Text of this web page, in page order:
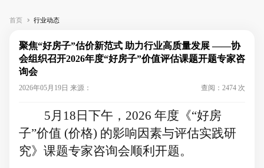
首页 行业动态
聚焦“好房子”估价新范式 助力行业高质量发展 ——协
会组织召开2026年度“好房子”价值评估课题开题专家咨
询会
2026年05月19日 来源： 查阅：2474 次
5月18日下午，2026 年度《“好房
子”价值 (价格) 的影响因素与评估实践研
究》课题专家咨询会顺利开题。